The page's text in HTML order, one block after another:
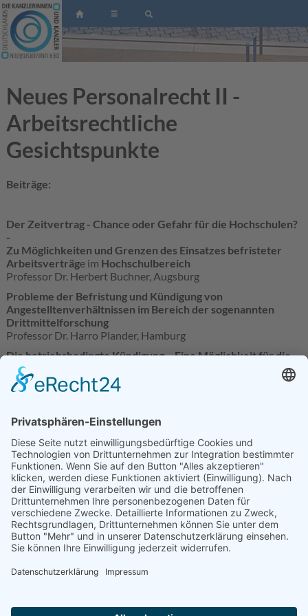
☰
Neues Personalrecht II -
Arbeitsrechtliche
Gesichtspunkte
Beiträge:
Der Zeitvertrag - Chance oder Gefahr für die Hochschulen?
-
Zu Möglichkeiten und Grenzen des Einsatzes befristeter
Arbeitsverträge im Hochschulbereich
Professor Dr. Herbert Buchner, Augsburg
Probleme der Befristung und Kündigung von
Angestelltenverhältnissen im Bereich der sogenannten
Drittmittelforschung
Professor Dr. Harro Plander, Hamburg
Die betriebsbedingte Kündigung - Eine Möglichkeit für die
Hochschulen, insbesondere bei drittmittelfinanzierten
Beschäftigungsverhältnissen
Alfred Post, Essen
Befristete Arbeitsverhältnisse unter prozessualen
Gesichtspunkten
Dr. Jürgen Glückert, Essen
Befristete Arbeitsverträge im Hochschulbereich nach der
Rechtsprechung des Bundesarbeitsgerichts
Dr. Friedhelm Jobs, Kassel
Die Bedeutung der Personalstruktur nach dem neuen
Hochschulrecht für die Befristung von Arbeitsverhältnissen
Professor Dr. Reinhard Richardi, Regensburg
Möglichkeiten und Grenzen einer Bundesgesetzgebung
über befristete Arbeitsverträge im Hochschulbereich
Professor Dr. Peter Jürgen Tettinger, Bochum